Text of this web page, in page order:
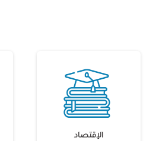
الإقتصاد